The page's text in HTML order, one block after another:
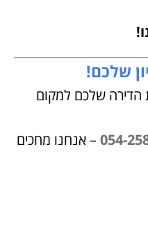
שלכם!
הדירה שלכם למקום
054-– אנחנו מחכים